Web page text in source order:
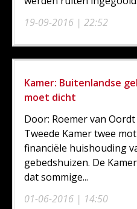
19-09-2016 | 22:52
Kamer: Buitenlandse
moet dicht
01-06-2016 | 14:50
Door: Roemer van
Tweede Kamer twee
financiële huishouding
gebedshuizen. De
dat sommige...